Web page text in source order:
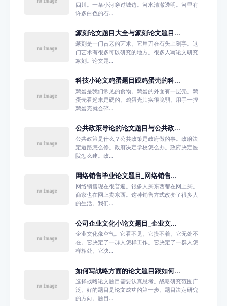
四川。一条小河穿过城边。河水清澈透明。河里有
许多白色的石...
篆刻论文题目大全与篆刻论文题目...
篆刻是一门古老的艺术。它用刀在石头上刻字。这
门艺术有很多可以研究的地方。很多人写论文研究
篆刻。论文题...
科技小论文鸡蛋题目跟鸡蛋壳的科...
鸡蛋是我们常见的食物。鸡蛋的外面有一层壳。鸡
蛋壳看起来是硬的。鸡蛋壳其实很脆弱。用手一捏
鸡蛋壳就会碎...
公共政策导论的论文题目与公共政...
公共政策是什么？公共政策是政府做的事。政府决
定道路怎么修。政府决定学校怎么办。政府决定医
院怎么建。政...
网络销售毕业论文题目_网络销售...
网络销售现在很普遍。很多人买东西都在网上买。
商家也在网上卖东西。这种销售方式改变了很多人
的生活。我们...
公司企业文化小论文题目_企业文...
企业文化像空气。它看不见。它摸不着。它无处不
在。它决定了一群人怎样工作。它决定了一群人怎
样相处。它决...
如何写战略方面的论文题目跟如何...
选择战略论文题目需要认真思考。战略研究范围广
泛。好的题目是论文成功的第一步。题目决定研究
的方向。题目...